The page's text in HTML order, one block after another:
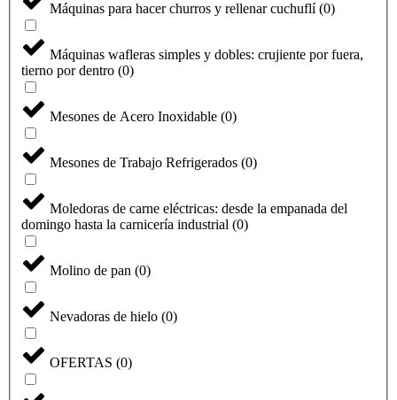
Máquinas para hacer churros y rellenar cuchuflí (0)
Máquinas wafleras simples y dobles: crujiente por fuera,
tierno por dentro (0)
Mesones de Acero Inoxidable (0)
Mesones de Trabajo Refrigerados (0)
Moledoras de carne eléctricas: desde la empanada del
domingo hasta la carnicería industrial (0)
Molino de pan (0)
Nevadoras de hielo (0)
OFERTAS (0)